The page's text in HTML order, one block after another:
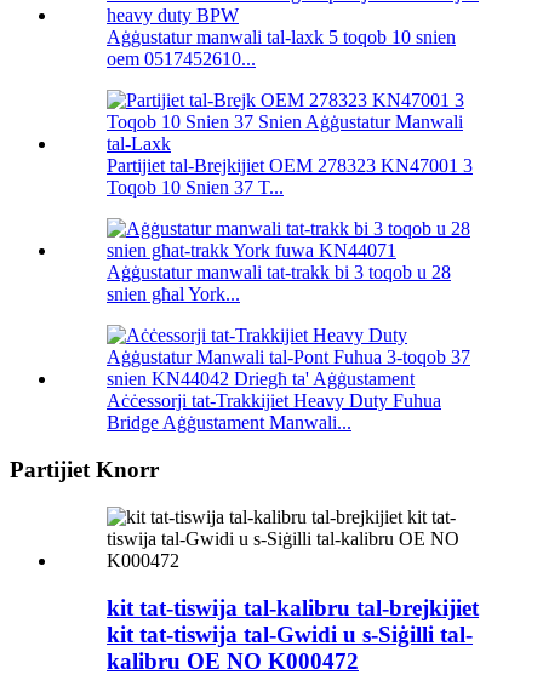
Aġġustatur manwali tal-laxk 5 toqob 10 snien
oem 0517452610...
Partijiet tal-Brejkijiet OEM 278323 KN47001 3
Toqob 10 Snien 37 T...
Aġġustatur manwali tat-trakk bi 3 toqob u 28
snien għal York...
Aċċessorji tat-Trakkijiet Heavy Duty Fuhua
Bridge Aġġustament Manwali...
Partijiet Knorr
kit tat-tiswija tal-kalibru tal-brejkijiet
kit tat-tiswija tal-Gwidi u s-Siġilli tal-
kalibru OE NO K000472